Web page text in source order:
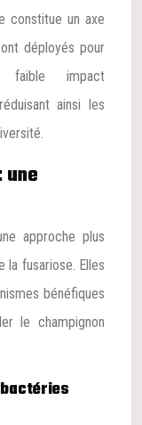
constitue un axe
déployés pour
faible impact
ainsi les
approche plus
fusariose. Elles
bénéfiques
le champignon